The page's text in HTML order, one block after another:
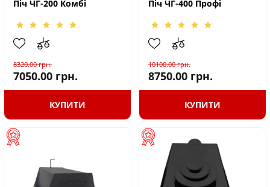
Піч ЧГ-200 Комбі
8320.00грн.
7050.00 грн.
КУПИТИ
Піч ЧГ-400 Профі
10100.00грн.
8750.00 грн.
КУПИТИ